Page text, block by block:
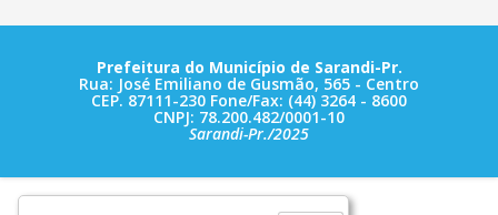
Prefeitura do Município de Sarandi-Pr.
Rua: José Emiliano de Gusmão, 565 - Centro
CEP. 87111-230 Fone/Fax: (44) 3264 - 8600
CNPJ: 78.200.482/0001-10
Sarandi-Pr./2025